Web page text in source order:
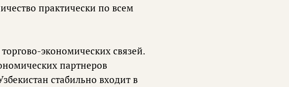
практически по всем
экономических связей.
партнеров
стабильно входит в